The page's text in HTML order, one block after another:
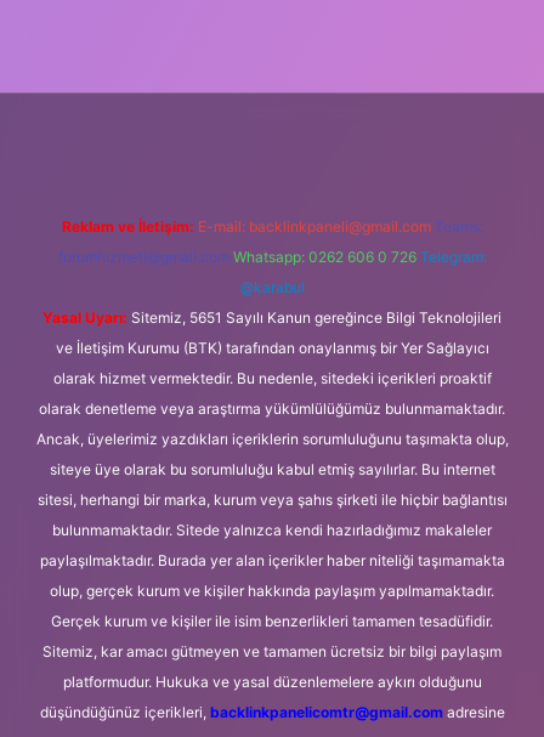
Reklam ve İletişim: E-mail: backlinkpaneli@gmail.com Teams:
forumhizmeti@gmail.com Whatsapp: 0262 606 0 726 Telegram:
@karabul
Yasal Uyarı: Sitemiz, 5651 Sayılı Kanun gereğince Bilgi Teknolojileri
ve İletişim Kurumu (BTK) tarafından onaylanmış bir Yer Sağlayıcı
olarak hizmet vermektedir. Bu nedenle, sitedeki içerikleri proaktif
olarak denetleme veya araştırma yükümlülüğümüz bulunmamaktadır.
Ancak, üyelerimiz yazdıkları içeriklerin sorumluluğunu taşımakta olup,
siteye üye olarak bu sorumluluğu kabul etmiş sayılırlar. Bu internet
sitesi, herhangi bir marka, kurum veya şahıs şirketi ile hiçbir bağlantısı
bulunmamaktadır. Sitede yalnızca kendi hazırladığımız makaleler
paylaşılmaktadır. Burada yer alan içerikler haber niteliği taşımamakta
olup, gerçek kurum ve kişiler hakkında paylaşım yapılmamaktadır.
Gerçek kurum ve kişiler ile isim benzerlikleri tamamen tesadüfidir.
Sitemiz, kar amacı gütmeyen ve tamamen ücretsiz bir bilgi paylaşım
platformudur. Hukuka ve yasal düzenlemelere aykırı olduğunu
düşündüğünüz içerikleri, backlinkpanelicomtr@gmail.comadresine